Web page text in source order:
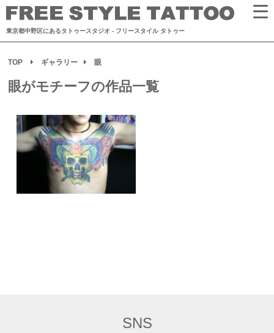
東京都中野区にあるタトゥースタジオ - フリースタイル タトゥー
TOP ギャラリー 眼
眼がモチーフの作品一覧
SNS